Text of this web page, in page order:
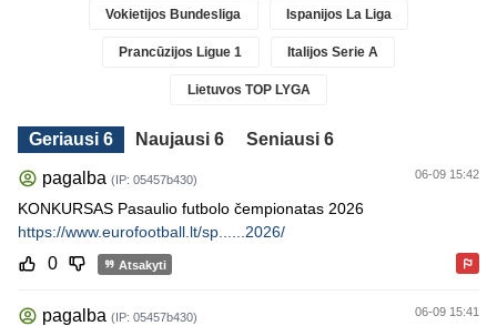
Vokietijos Bundesliga Ispanijos La Liga
Prancūzijos Ligue 1 Italijos Serie A
Lietuvos TOP LYGA
Geriausi 6 Naujausi 6 Seniausi 6
pagalba (IP: 05457b430) 06-09 15:42
KONKURSAS Pasaulio futbolo čempionatas 2026
https://www.eurofootball.lt/sp......2026/
0 Atsakyti
pagalba (IP: 05457b430) 06-09 15:41